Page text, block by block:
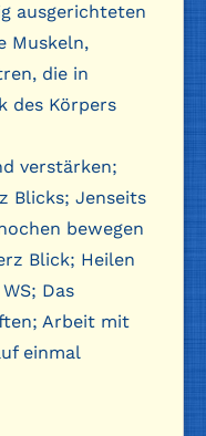
ausgerichteten
Muskeln,
die in
des Körpers
verstärken;
Blicks; Jenseits
bewegen
Blick; Heilen
Das
Arbeit mit
einmal